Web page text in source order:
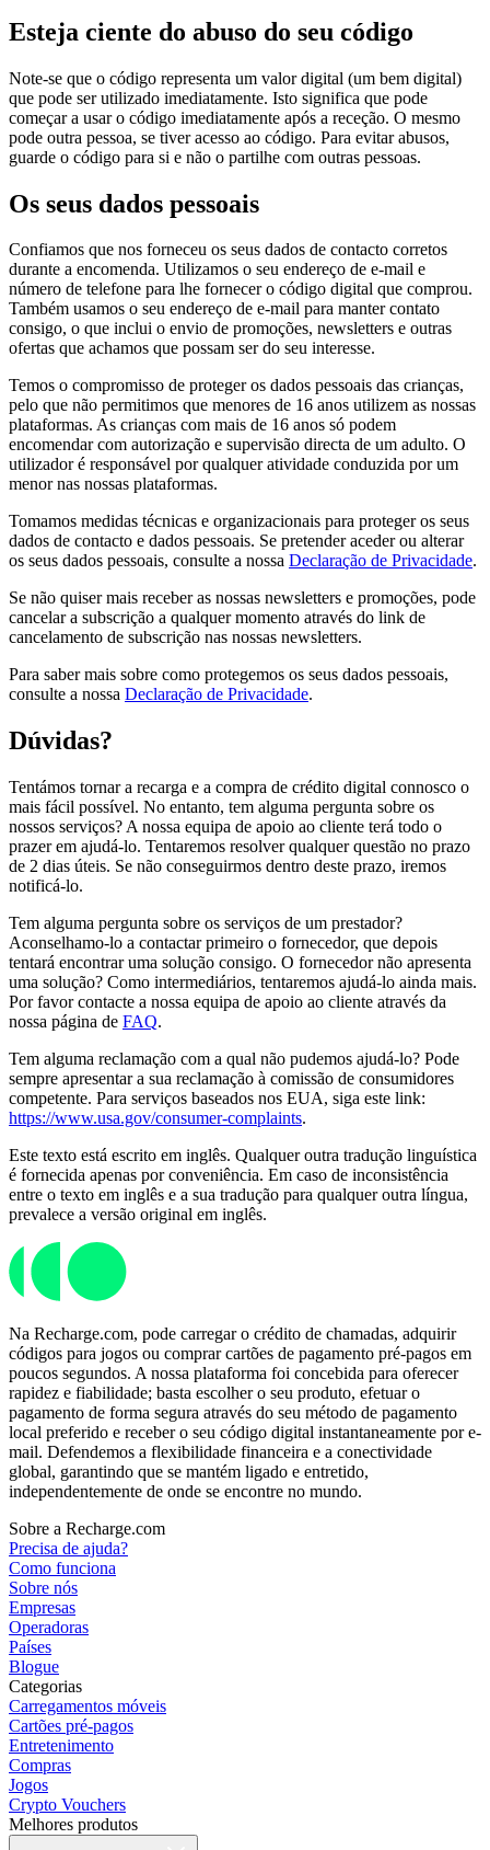
Esteja ciente do abuso do seu código
Note-se que o código representa um valor digital (um bem digital)
que pode ser utilizado imediatamente. Isto significa que pode
começar a usar o código imediatamente após a receção. O mesmo
pode outra pessoa, se tiver acesso ao código. Para evitar abusos,
guarde o código para si e não o partilhe com outras pessoas.
Os seus dados pessoais
Confiamos que nos forneceu os seus dados de contacto corretos
durante a encomenda. Utilizamos o seu endereço de e-mail e
número de telefone para lhe fornecer o código digital que comprou.
Também usamos o seu endereço de e-mail para manter contato
consigo, o que inclui o envio de promoções, newsletters e outras
ofertas que achamos que possam ser do seu interesse.
Temos o compromisso de proteger os dados pessoais das crianças,
pelo que não permitimos que menores de 16 anos utilizem as nossas
plataformas. As crianças com mais de 16 anos só podem
encomendar com autorização e supervisão directa de um adulto. O
utilizador é responsável por qualquer atividade conduzida por um
menor nas nossas plataformas.
Tomamos medidas técnicas e organizacionais para proteger os seus
dados de contacto e dados pessoais. Se pretender aceder ou alterar
os seus dados pessoais, consulte a nossa Declaração de Privacidade.
Se não quiser mais receber as nossas newsletters e promoções, pode
cancelar a subscrição a qualquer momento através do link de
cancelamento de subscrição nas nossas newsletters.
Para saber mais sobre como protegemos os seus dados pessoais,
consulte a nossa Declaração de Privacidade.
Dúvidas?
Tentámos tornar a recarga e a compra de crédito digital connosco o
mais fácil possível. No entanto, tem alguma pergunta sobre os
nossos serviços? A nossa equipa de apoio ao cliente terá todo o
prazer em ajudá-lo. Tentaremos resolver qualquer questão no prazo
de 2 dias úteis. Se não conseguirmos dentro deste prazo, iremos
notificá-lo.
Tem alguma pergunta sobre os serviços de um prestador?
Aconselhamo-lo a contactar primeiro o fornecedor, que depois
tentará encontrar uma solução consigo. O fornecedor não apresenta
uma solução? Como intermediários, tentaremos ajudá-lo ainda mais.
Por favor contacte a nossa equipa de apoio ao cliente através da
nossa página de FAQ.
Tem alguma reclamação com a qual não pudemos ajudá-lo? Pode
sempre apresentar a sua reclamação à comissão de consumidores
competente. Para serviços baseados nos EUA, siga este link:
https://www.usa.gov/consumer-complaints.
Este texto está escrito em inglês. Qualquer outra tradução linguística
é fornecida apenas por conveniência. Em caso de inconsistência
entre o texto em inglês e a sua tradução para qualquer outra língua,
prevalece a versão original em inglês.
Na Recharge.com, pode carregar o crédito de chamadas, adquirir
códigos para jogos ou comprar cartões de pagamento pré-pagos em
poucos segundos. A nossa plataforma foi concebida para oferecer
rapidez e fiabilidade; basta escolher o seu produto, efetuar o
pagamento de forma segura através do seu método de pagamento
local preferido e receber o seu código digital instantaneamente por e-
mail. Defendemos a flexibilidade financeira e a conectividade
global, garantindo que se mantém ligado e entretido,
independentemente de onde se encontre no mundo.
Sobre a Recharge.com
Precisa de ajuda?
Como funciona
Sobre nós
Empresas
Operadoras
Países
Blogue
Categorias
Carregamentos móveis
Cartões pré-pagos
Entretenimento
Compras
Jogos
Crypto Vouchers
Melhores produtos